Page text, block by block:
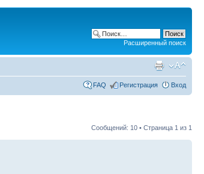
Расширенный поиск
FAQ Регистрация Вход
Сообщений: 10 • Страница 1 из 1